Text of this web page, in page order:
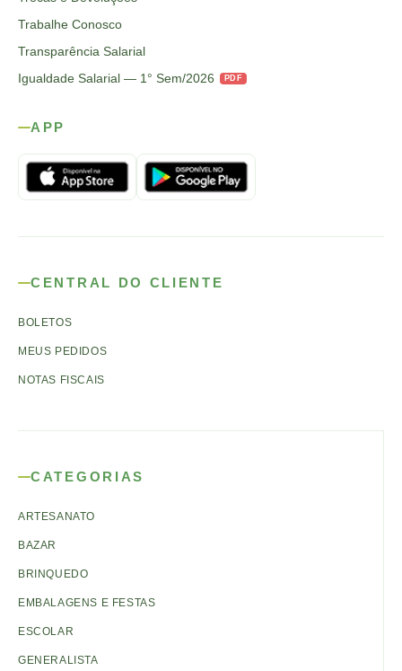
Trabalhe Conosco
Transparência Salarial
Igualdade Salarial — 1° Sem/2026
PDF
APP
CENTRAL DO CLIENTE
BOLETOS
MEUS PEDIDOS
NOTAS FISCAIS
CATEGORIAS
ARTESANATO
BAZAR
BRINQUEDO
EMBALAGENS E FESTAS
ESCOLAR
GENERALISTA